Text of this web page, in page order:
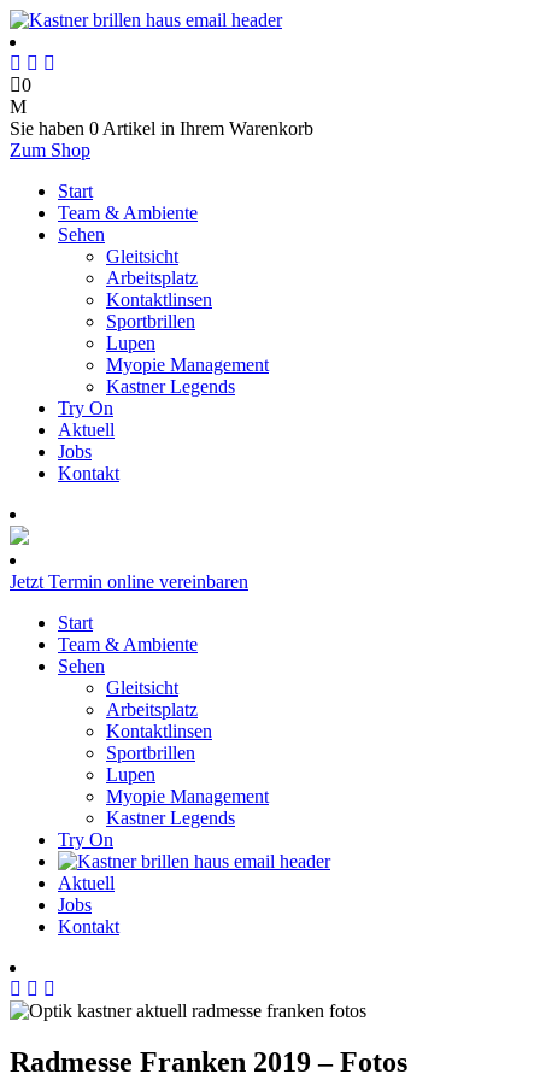
0
Sie haben 0 Artikel in Ihrem Warenkorb
Zum Shop
Start
Team & Ambiente
Sehen
Gleitsicht
Arbeitsplatz
Kontaktlinsen
Sportbrillen
Lupen
Myopie Management
Kastner Legends
Try On
Aktuell
Jobs
Kontakt
Jetzt Termin online vereinbaren
Start
Team & Ambiente
Sehen
Gleitsicht
Arbeitsplatz
Kontaktlinsen
Sportbrillen
Lupen
Myopie Management
Kastner Legends
Try On
Aktuell
Jobs
Kontakt
Radmesse Franken 2019 – Fotos